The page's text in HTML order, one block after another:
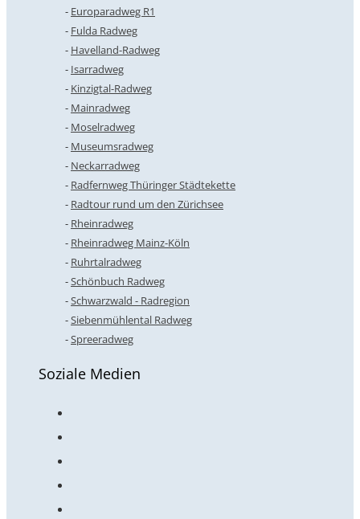
Europaradweg R1
Fulda Radweg
Havelland-Radweg
Isarradweg
Kinzigtal-Radweg
Mainradweg
Moselradweg
Museumsradweg
Neckarradweg
Radfernweg Thüringer Städtekette
Radtour rund um den Zürichsee
Rheinradweg
Rheinradweg Mainz-Köln
Ruhrtalradweg
Schönbuch Radweg
Schwarzwald - Radregion
Siebenmühlental Radweg
Spreeradweg
Soziale Medien